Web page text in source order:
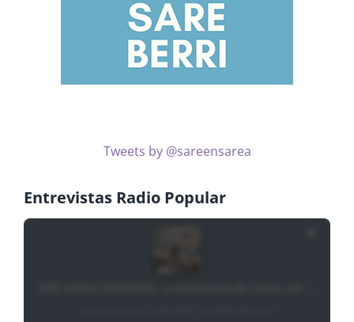
Tweets by @sareensarea
Entrevistas Radio Popular